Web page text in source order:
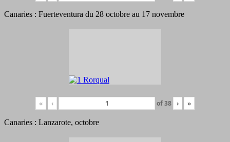
Canaries : Fuerteventura du 28 octobre au 17 novembre
« ‹ of38 › »
Canaries : Lanzarote, octobre